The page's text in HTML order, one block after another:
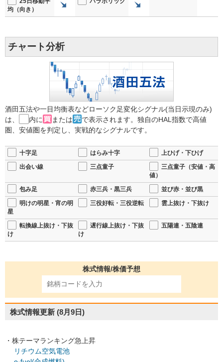
均（向き）
チャート分析
酒田五法や一目均衡表などローソク足変化シグナル(当日示現のみ)
は、
内に または
で表示されます。独自のHAL指数で高値
圏、安値圏を判定し、実戦的なシグナルです。
十字足 はらみ十字
上ひげ・下ひげ
出会い線
三点童子
三点童子（安値・高
値）
包み足
赤三兵・黒三兵
並び赤・並び黒
明けの明星・宵の明
星
三役好転・三役逆転 雲上抜け・下抜け
転換線上抜け・下抜
け
遅行線上抜け・下抜
け
五陽連・五陰連
株式情報/株価予想
株式情報更新 (8月9日)
・株テーマランキング急上昇
リチウム空気電池